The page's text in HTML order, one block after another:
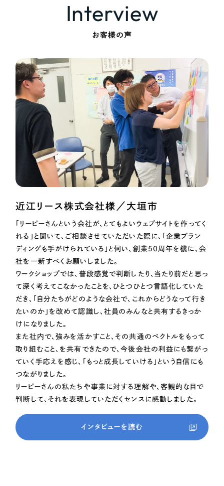
Interview
お客様の声
近江リース株式会社様／大垣市
「リーピーさんという会社が、とてもよいウェブサイトを作ってく
れる」と聞いて、ご相談させていただいた際に、「企業ブラン
ディングも手がけられている」と伺い、創業50周年を機に、会
社を一新すべくお願いしました。
ワークショップでは、普段感覚で判断したり、当たり前だと思っ
て深く考えてこなかったことを、ひとつひとつ言語化していた
だき、「自分たちがどのような会社で、これからどうなって行き
たいのか」を改めて認識し、社員のみんなと共有するきっか
けになりました。
また社内で、強みを活かすこと、その共通のベクトルをもって
取り組むこと、を共有できたので、今後会社の利益にも繋がっ
ていく手応えを感じ、「もっと成長していける」という自信にも
つながりました。
リーピーさんの私たちや事業に対する理解や、客観的な目で
判断して、それを表現していただくセンスに感動しました。
インタビューを読む